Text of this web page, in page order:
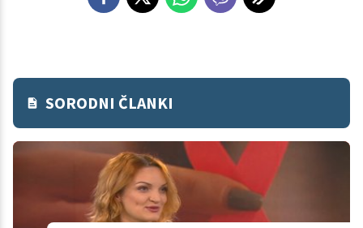
SORODNI ČLANKI